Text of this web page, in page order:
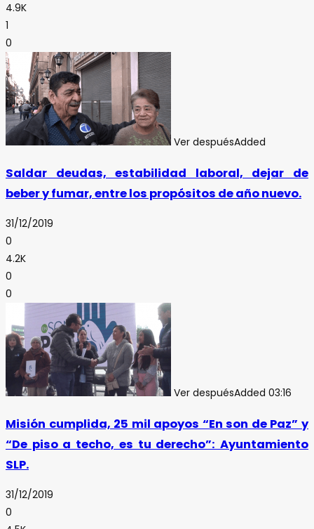
4.9K
1
0
Ver despuésAdded
Saldar deudas, estabilidad laboral, dejar de
beber y fumar, entre los propósitos de año nuevo.
31/12/2019
0
4.2K
0
0
Ver despuésAdded 03:16
Misión cumplida, 25 mil apoyos “En son de Paz” y
“De piso a techo, es tu derecho”: Ayuntamiento
SLP.
31/12/2019
0